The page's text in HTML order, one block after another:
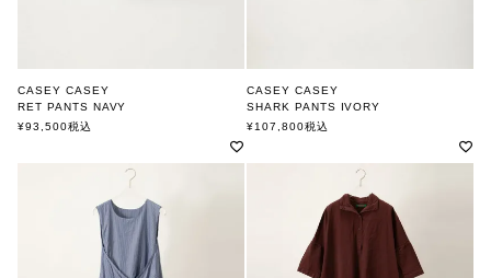
CASEY CASEY
RET PANTS NAVY
ケーシーケーシー
¥93,500税込
CASEY CASEY
SHARK PANTS IVORY
ケーシーケーシー
¥107,800税込